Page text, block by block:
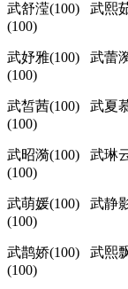
武舒滢(100) 武熙
(100)
武妤雅(100) 武蕾
(100)
武皙茜(100) 武夏
(100)
武昭漪(100) 武琳
(100)
武萌媛(100) 武静
(100)
武鹊娇(100) 武熙
(100)